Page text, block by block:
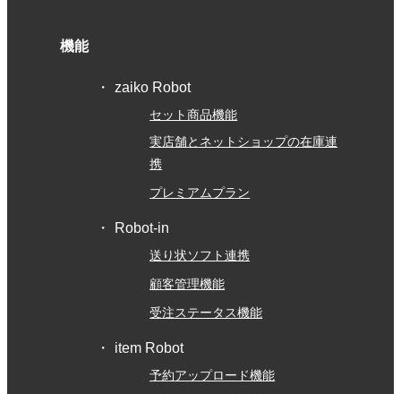
機能
zaiko Robot
セット商品機能
実店舗とネットショップの在庫連
携
プレミアムプラン
Robot-in
送り状ソフト連携
顧客管理機能
受注ステータス機能
item Robot
予約アップロード機能